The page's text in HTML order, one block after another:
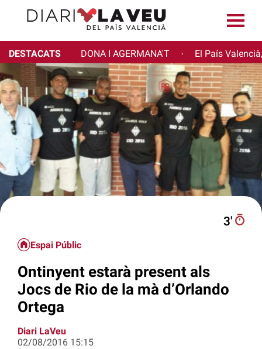
DESTACATS DONA I AGERMANA'T · El País
3′
Espai Públic
Ontinyent estarà present als
Jocs de Rio de la mà d’Orlando
Ortega
Diari LaVeu
02/08/2016 15:15